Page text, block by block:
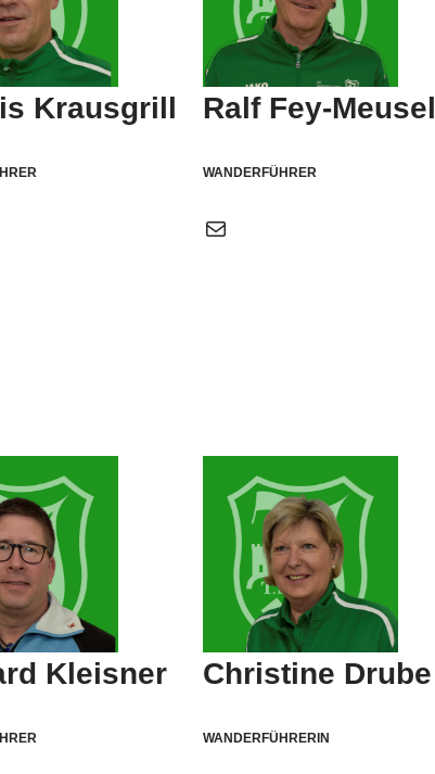
Krausgrill Ralf Fey-Meusel
WANDERFÜHRER
Kleisner Christine Drube
WANDERFÜHRERIN